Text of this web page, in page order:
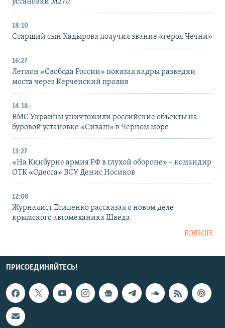
установки M270
18:10
Старший сын Кадырова получил звание «героя Чечни»
16:27
Легион «Свобода России» показал кадры разведки
моста через Керченский пролив
14:18
ВМС Украины уничтожили российские объекты на
буровой установке «Сиваш» в Черном море
13:27
«На Кинбурне армия РФ в глухой обороне» – командир
ОТК «Одесса» ВСУ Денис Носиков
12:08
Журналист Есипенко рассказал о новом деле
крымского автомеханика Шведа
БОЛЬШЕ
ПРИСОЕДИНЯЙТЕСЬ!